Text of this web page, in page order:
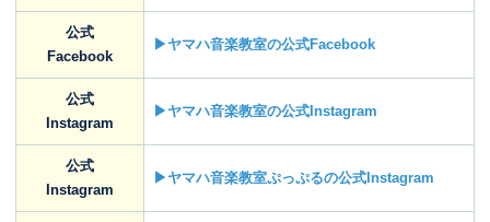
公式
Facebook
▶ヤマハ音楽教室の公式Facebook
公式
Instagram
▶ヤマハ音楽教室の公式Instagram
公式
Instagram
▶ヤマハ音楽教室ぷっぷるの公式Instagram